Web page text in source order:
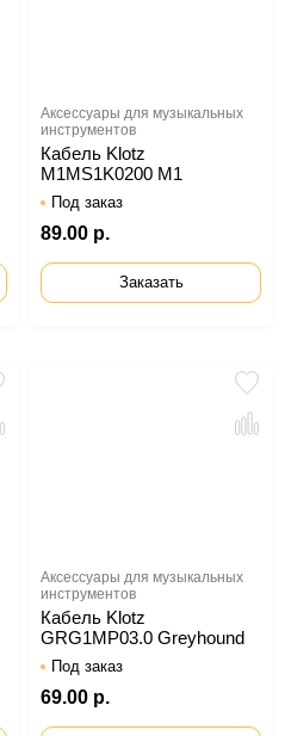
Аксессуары для музыкальных
инструментов
Кабель Klotz
M1MS1K0200 M1
Под заказ
89.00 р.
Заказать
Аксессуары для музыкальных
инструментов
Кабель Klotz
GRG1MP03.0 Greyhound
Под заказ
69.00 р.